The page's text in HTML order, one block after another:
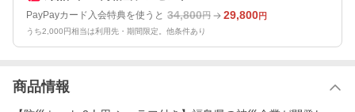
PayPayカード入会特典を使うと 34,800円 29,800円
うち2,000円相当は利用先・期間限定。他条件あり
商品情報